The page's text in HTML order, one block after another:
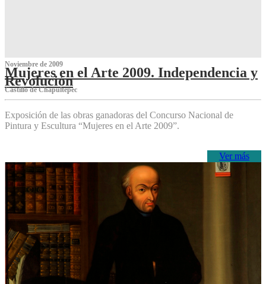
Noviembre de 2009
Mujeres en el Arte 2009. Independencia y
Revolución
Castillo de Chapultepec
Exposición de las obras ganadoras del Concurso Nacional de
Pintura y Escultura “Mujeres en el Arte 2009”.
Ver más